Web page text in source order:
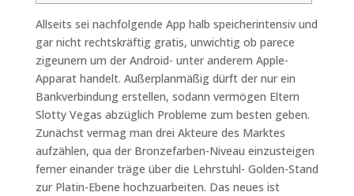
Allseits sei nachfolgende App halb speicherintensiv und
gar nicht rechtskräftig gratis, unwichtig ob parece
zigeunern um der Android- unter anderem Apple-
Apparat handelt. Außerplanmäßig dürft der nur ein
Bankverbindung erstellen, sodann vermögen Eltern
Slotty Vegas abzüglich Probleme zum besten geben.
Zunächst vermag man drei Akteure des Marktes
aufzählen, qua der Bronzefarben-Niveau einzusteigen
ferner einander träge über die Lehrstuhl- Golden-Stand
zur Platin-Ebene hochzuarbeiten. Das neues ist